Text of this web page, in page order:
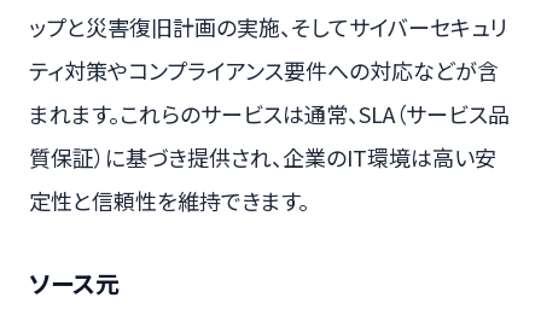
ップと災害復旧計画の実施、そしてサイバーセキュリ
ティ対策やコンプライアンス要件への対応などが含
まれます。これらのサービスは通常、SLA（サービス品
質保証）に基づき提供され、企業のIT環境は高い安
定性と信頼性を維持できます。
ソース元